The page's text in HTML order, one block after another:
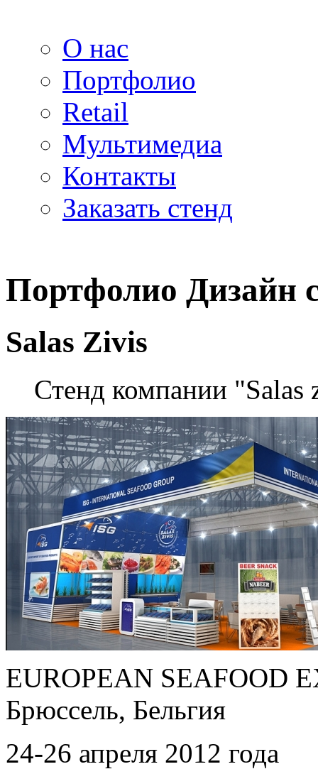
О нас
Портфолио
Retail
Мультимедиа
Контакты
Заказать стенд
Портфолио Дизайн
Salas Zivis
Стенд компании "Salas
EUROPEAN SEAFOOD
Брюссель, Бельгия
24-26 апреля 2012 года